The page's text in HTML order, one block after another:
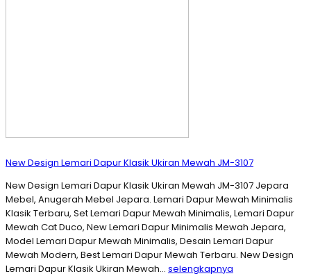
New Design Lemari Dapur Klasik Ukiran Mewah JM-3107
New Design Lemari Dapur Klasik Ukiran Mewah JM-3107 Jepara
Mebel, Anugerah Mebel Jepara. Lemari Dapur Mewah Minimalis
Klasik Terbaru, Set Lemari Dapur Mewah Minimalis, Lemari Dapur
Mewah Cat Duco, New Lemari Dapur Minimalis Mewah Jepara,
Model Lemari Dapur Mewah Minimalis, Desain Lemari Dapur
Mewah Modern, Best Lemari Dapur Mewah Terbaru. New Design
Lemari Dapur Klasik Ukiran Mewah… selengkapnya